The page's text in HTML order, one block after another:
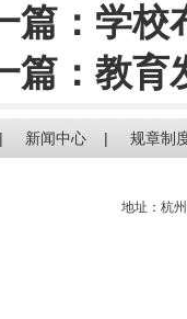
篇： 学校
篇： 教育
新闻中心 | 规章制
地址：杭